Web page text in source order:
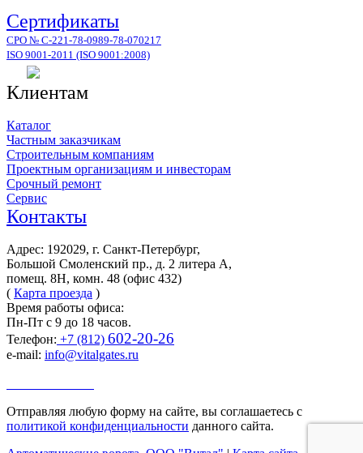
Сертификаты
СРО № С-221-78-0989-78-070217
ISO 9001-2011 (ISO 9001:2008)
Клиентам
Каталог
Частным заказчикам
Строительным компаниям
Проектным организациям и инвесторам
Срочный ремонт
Сервис
Контакты
Адрес: 192029, г. Санкт-Петербург,
Большой Смоленский пр., д. 2 литера А,
помещ. 8Н, комн. 48 (офис 432)
( Карта проезда )
Время работы офиса:
Пн-Пт с 9 до 18 часов.
Телефон: +7 (812) 602-20-26
e-mail: info@vitalgates.ru
Отправляя любую форму на сайте, вы соглашаетесь с
политикой конфиденциальности данного сайта.